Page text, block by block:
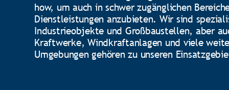
how, um auch in schwer zugänglichen
Dienstleistungen anzubieten. Wir sind
Industrieobjekte und Großbaustellen, aber
Kraftwerke, Windkraftanlagen und viele
Umgebungen gehören zu unseren